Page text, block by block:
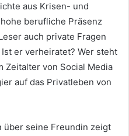
aus Krisen- und
berufliche Präsenz
auch private Fragen
er verheiratet? Wer steht
Zeitalter von Social Media
auf das Privatleben von
über seine Freundin zeigt